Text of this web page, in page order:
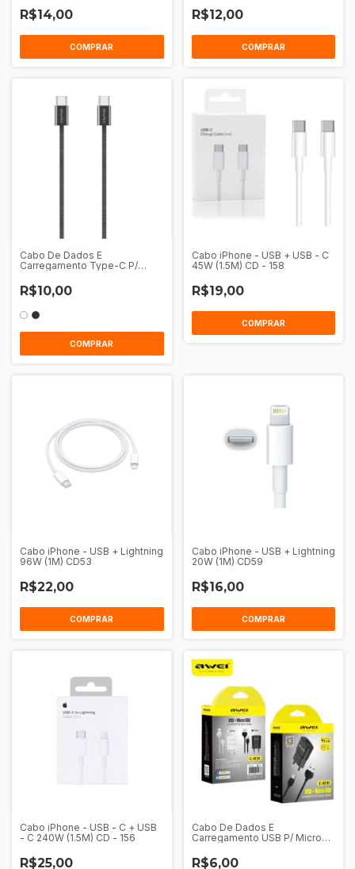
R$14,00
COMPRAR
R$12,00
COMPRAR
Cabo De Dados E
Carregamento Type-C P/
R$10,00
COMPRAR
Cabo iPhone - USB + USB - C
45W (1.5M) CD - 158
R$19,00
COMPRAR
Cabo iPhone - USB + Lightning
96W (1M) CD53
R$22,00
COMPRAR
Cabo iPhone - USB + Lightning
20W (1M) CD59
R$16,00
COMPRAR
Cabo iPhone - USB - C + USB
- C 240W (1.5M) CD - 156
R$25,00
Cabo De Dados E
Carregamento USB P/ Micro
R$6,00